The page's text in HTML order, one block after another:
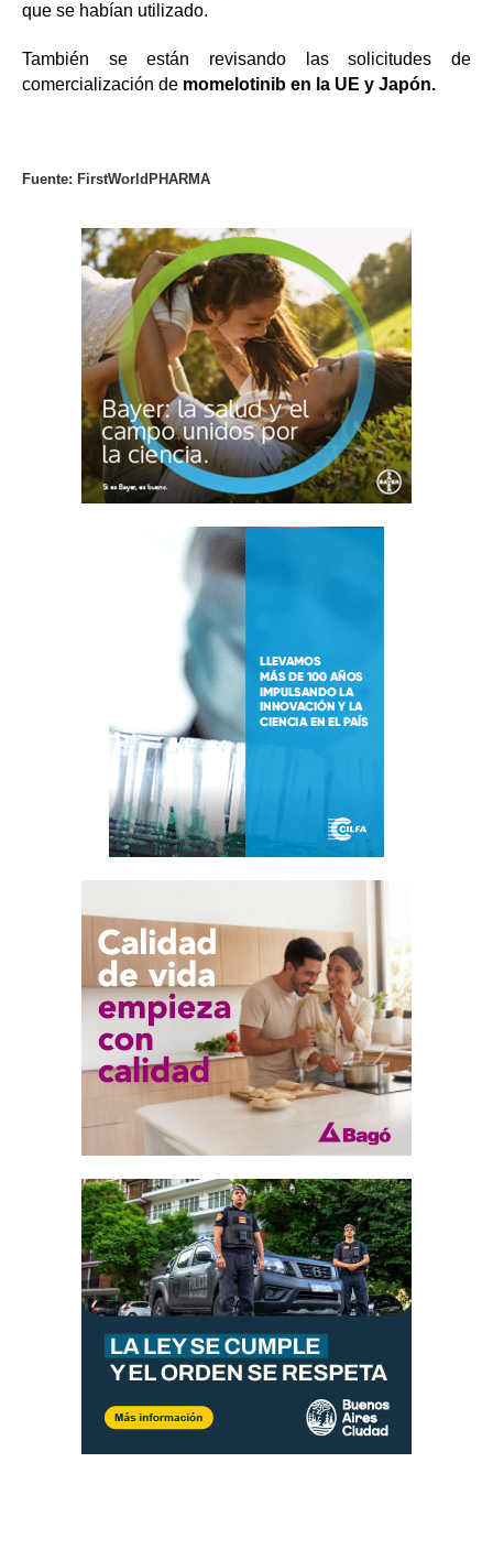
que se habían utilizado.
También se están revisando las solicitudes de
comercialización de momelotinib en la UE y Japón.
Fuente: FirstWorldPHARMA